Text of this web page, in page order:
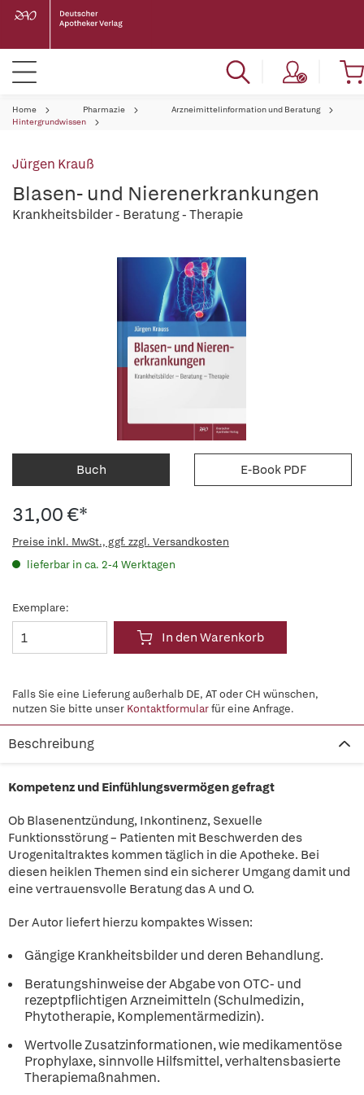
Home Pharmazie
Arzneimittelinformation und Beratung
Hintergrundwissen
Jürgen Krauß
Blasen- und Nierenerkrankungen
Krankheitsbilder - Beratung - Therapie
Buch E-Book PDF
31,00 €*
Preise inkl. MwSt., ggf. zzgl. Versandkosten
lieferbar in ca. 2-4 Werktagen
Exemplare:
In den Warenkorb
Falls Sie eine Lieferung außerhalb DE, AT oder CH wünschen,
nutzen Sie bitte unser Kontaktformularfür eine Anfrage.
Beschreibung
Kompetenz und Einfühlungsvermögen gefragt
Ob Blasenentzündung, Inkontinenz, Sexuelle
Funktionsstörung – Patienten mit Beschwerden des
Urogenitaltraktes kommen täglich in die Apotheke. Bei
diesen heiklen Themen sind ein sicherer Umgang damit und
eine vertrauensvolle Beratung das A und O.
Der Autor liefert hierzu kompaktes Wissen:
Gängige Krankheitsbilder und deren Behandlung.
Beratungshinweise der Abgabe von OTC- und
rezeptpflichtigen Arzneimitteln (Schulmedizin,
Phytotherapie, Komplementärmedizin).
Wertvolle Zusatzinformationen, wie medikamentöse
Prophylaxe, sinnvolle Hilfsmittel, verhaltensbasierte
Therapiemaßnahmen.